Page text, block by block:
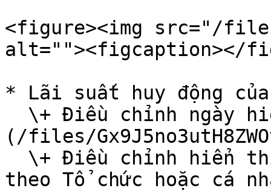
<figure><img src="/files/
alt=""><figcaption></
* Lãi suất huy động
(/files/
theo Tổ chức hoặc cá